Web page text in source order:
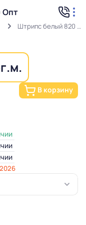
Опт
Штрипс белый 820 мм (0.4мм) Опт
В корзину